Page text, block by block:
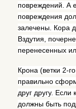
повреждений. А
повреждения
залечены. Кора
Вздутия,
перенесенных
Крона (ветки 2-
правильно
друг другу. Если
должны быть